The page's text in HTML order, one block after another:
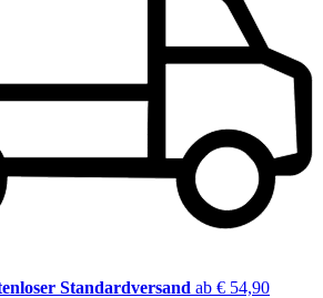
Standardversand ab € 54,90